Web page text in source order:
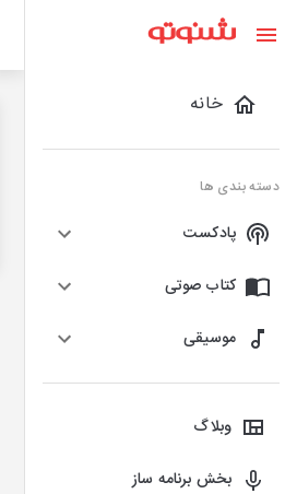
خانه
دسته بندی ها
پادکست
کتاب صوتی
موسیقی
وبلاگ
بخش برنامه ساز